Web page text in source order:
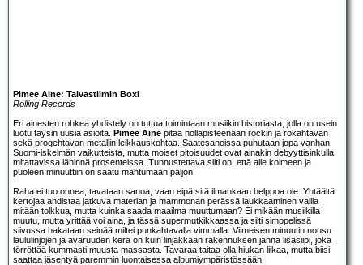
Pimee Aine: Taivastiimin Boxi
Rolling Records
Eri ainesten rohkea yhdistely on tuttua toimintaan musiikin historiasta, jolla on usein
luotu täysin uusia asioita. Pimee Aine pitää nollapisteenään rockin ja rokahtavan
sekä progehtavan metallin leikkauskohtaa. Saatesanoissa puhutaan jopa vanhan
Suomi-iskelmän vaikutteista, mutta moiset pitoisuudet ovat ainakin debyyttisinkulla
mitattavissa lähinnä prosenteissa. Tunnustettava silti on, että alle kolmeen ja
puoleen minuuttiin on saatu mahtumaan paljon.
Raha ei tuo onnea, tavataan sanoa, vaan eipä sitä ilmankaan helppoa ole. Yhtäältä
kertojaa ahdistaa jatkuva materian ja mammonan perässä laukkaaminen vailla
mitään tolkkua, mutta kuinka saada maailma muuttumaan? Ei mikään musiikilla
muutu, mutta yrittää voi aina, ja tässä supermutkikkaassa ja silti simppelissä
siivussa hakataan seinää miltei punkahtavalla vimmalla. Viimeisen minuutin nousu
laululinjojen ja avaruuden kera on kuin linjakkaan rakennuksen jännä lisäsiipi, joka
törröttää kummasti muusta massasta. Tavaraa taitaa olla hiukan liikaa, mutta biisi
saattaa jäsentyä paremmin luontaisessa albumiympäristössään.